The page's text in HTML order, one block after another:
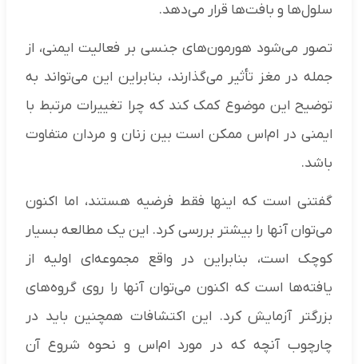
سلول‌ها و بافت‌ها قرار می‌دهد.
تصور می‌شود هورمون‌های جنسی بر فعالیت ایمنی، از
جمله در مغز تأثیر می‌گذارند، بنابراین این می‌تواند به
توضیح این موضوع کمک کند که چرا تغییرات مرتبط با
ایمنی در ام‌اس ممکن است بین زنان و مردان متفاوت
باشد.
گفتنی است که اینها فقط فرضیه هستند، اما اکنون
می‌توان آنها را بیشتر بررسی کرد. این یک مطالعه بسیار
کوچک است، بنابراین در واقع مجموعه‌ای اولیه از
یافته‌ها است که اکنون می‌توان آنها را روی گروه‌های
بزرگتر آزمایش کرد. این اکتشافات همچنین باید در
چارچوب آنچه که در مورد ام‌اس و نحوه شروع آن